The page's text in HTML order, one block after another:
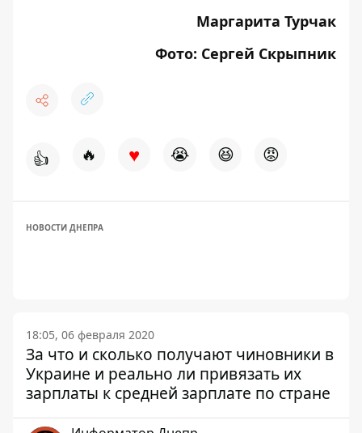
Маргарита Турчак
Фото: Сергей Скрыпник
👍 🔥 ♥ 😭 😆 😡
НОВОСТИ ДНЕПРА
18:05, 06 февраля 2020
За что и сколько получают чиновники в
Украине и реально ли привязать их
зарплаты к средней зарплате по стране